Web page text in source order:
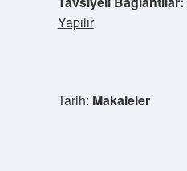
Yapılır
Tarih: Makaleler